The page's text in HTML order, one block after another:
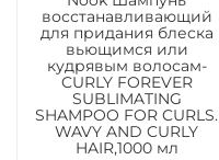
восстанавливающий
для придания блеска
вьющимся или
кудрявым волосам-
CURLY FOREVER
SUBLIMATING
SHAMPOO FOR CURLS.
WAVY AND CURLY
HAIR,1000 мл